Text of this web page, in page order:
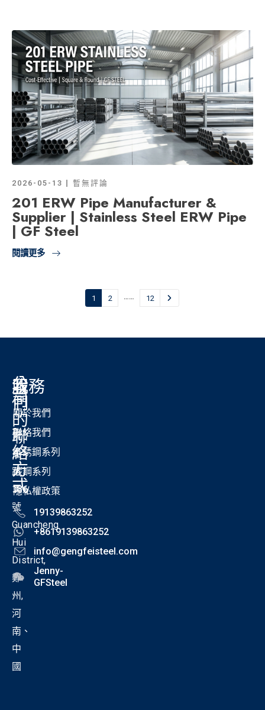
2026-05-13 暫無評論
201 ERW Pipe Manufacturer &
Supplier | Stainless Steel ERW Pipe
| GF Steel
閱讀更多
1 2 12
公
司
紫
東
路
186
號
Guancheng
Hui
District,
鄭
州,
河
南、
中
國
我
們
的
聯
絡
方
式
19139863252
+8619139863252
info@gengfeisteel.com
Jenny-
GFSteel
服務
關於我們
聯絡我們
不銹鋼系列
碳鋼系列
隱私權政策